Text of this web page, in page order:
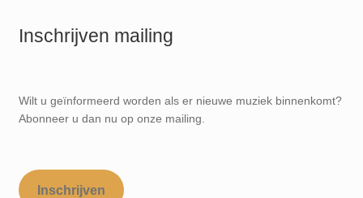
Inschrijven mailing
Wilt u geïnformeerd worden als er nieuwe muziek binnenkomt?
Abonneer u dan nu op onze mailing.
Inschrijven